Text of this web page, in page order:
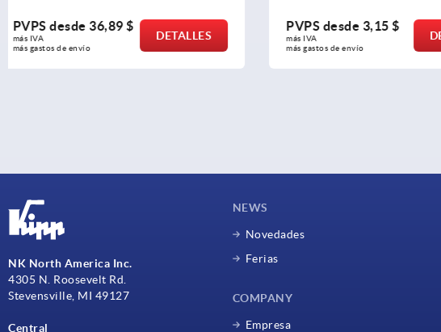
PVPS desde3,15 $
más IVA
más gastos de envío
DETALLES
PVPS desde4,58 $
más IVA
más gastos de envío
NK North America Inc.
4305 N. Roosevelt Rd.
Stevensville, MI 49127
Central
NEWS
Novedades
Ferias
COMPANY
Empresa